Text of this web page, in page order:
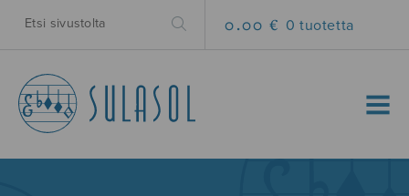
0.00 € 0 tuotetta
MENU